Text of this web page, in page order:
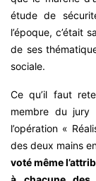
étude de
l’époque, c’était
de ses
sociale.
Ce qu’il faut
membre du
l’opération «
des deux mains
voté même